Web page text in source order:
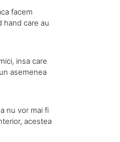
facem
hand care au
insa care
asemenea
nu vor mai fi
acestea